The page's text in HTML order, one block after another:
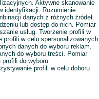
Aktywne skanowanie
identyfikacji. Rozumienie
danych z różnych źródeł.
lub dostęp do nich. Pomiar
usług. Tworzenie profili w
profili w celu spersonalizowanych
danych do wyboru reklam.
do wyboru treści. Pomiar
do wyboru
profili w celu doboru